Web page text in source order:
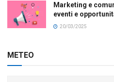
Marketing e
eventi e
20/03/2025
METEO